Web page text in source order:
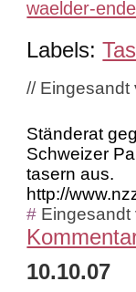
waelder-
Labels:
// Eingesandt
Ständerat
Schweizer
tasern aus.
http://
#
10.10.07